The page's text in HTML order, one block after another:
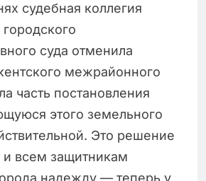
судебная коллегия
суда отменила
межрайонного
часть постановления
этого земельного
Это решение
всем защитникам
надежду — теперь у